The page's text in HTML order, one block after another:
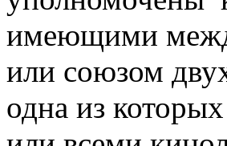
имеющими
или союзом
одна из